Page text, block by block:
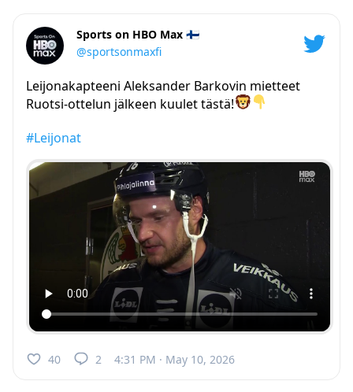
Sports on HBO Max 🇫🇮
@sportsonmaxfi
Leijonakapteeni Aleksander Barkovin mietteet
Ruotsi-ottelun jälkeen kuulet tästä!
#Leijonat
40 2 4:31 PM · May 10, 2026